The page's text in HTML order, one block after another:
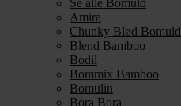
Se alle Bomuld
Amira
Chunky Blød Bomuld
Blend Bamboo
Bodil
Bommix Bamboo
Bomulin
Bora Bora